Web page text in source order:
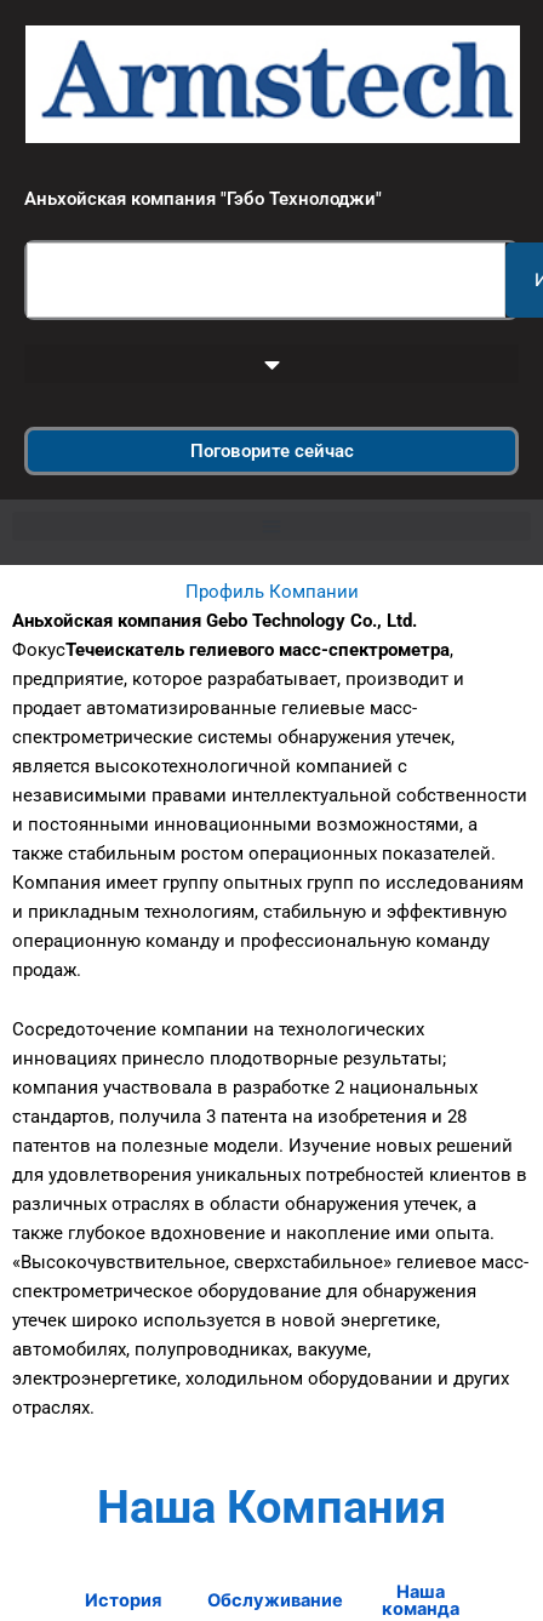
Аньхойская компания "Гэбо Технолоджи"
Поговорите сейчас
Профиль Компании
Аньхойская компания Gebo Technology Co., Ltd.
ФокусТечеискатель гелиевого масс-спектрометра,
предприятие, которое разрабатывает, производит и
продает автоматизированные гелиевые масс-
спектрометрические системы обнаружения утечек,
является высокотехнологичной компанией с
независимыми правами интеллектуальной собственности
и постоянными инновационными возможностями, а
также стабильным ростом операционных показателей.
Компания имеет группу опытных групп по исследованиям
и прикладным технологиям, стабильную и эффективную
операционную команду и профессиональную команду
продаж.
Сосредоточение компании на технологических
инновациях принесло плодотворные результаты;
компания участвовала в разработке 2 национальных
стандартов, получила 3 ​​патента на изобретения и 28
патентов на полезные модели. Изучение новых решений
для удовлетворения уникальных потребностей клиентов в
различных отраслях в области обнаружения утечек, а
также глубокое вдохновение и накопление ими опыта.
«Высокочувствительное, сверхстабильное» гелиевое масс-
спектрометрическое оборудование для обнаружения
утечек широко используется в новой энергетике,
автомобилях, полупроводниках, вакууме,
электроэнергетике, холодильном оборудовании и других
отраслях.
Наша Компания
История Обслуживание Наша
команда